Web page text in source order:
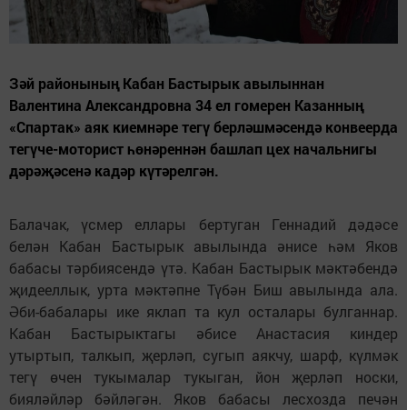
Зәй районының Кабан Бастырык авылыннан
Валентина Александровна 34 ел гомерен Казанның
«Спартак» аяк киемнәре тегү берләшмәсендә конвеерда
тегүче-моторист һөнәреннән башлап цех начальнигы
дәрәҗәсенә кадәр күтәрелгән.
Балачак, үсмер еллары бертуган Геннадий дәдәсе
белән Кабан Бастырык авылында әнисе һәм Яков
бабасы тәрбиясендә үтә. Кабан Бастырык мәктәбендә
җидееллык, урта мәктәпне Түбән Биш авылында ала.
Әби-бабалары ике яклап та кул осталары булганнар.
Кабан Бастырыктагы әбисе Анастасия киндер
утыртып, талкып, җерләп, сугып аякчу, шарф, күлмәк
тегү өчен тукымалар тукыган, йон җерләп носки,
бияләйләр бәйләгән. Яков бабасы лесхозда печән